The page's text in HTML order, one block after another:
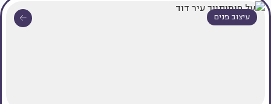
עיצוב פנים